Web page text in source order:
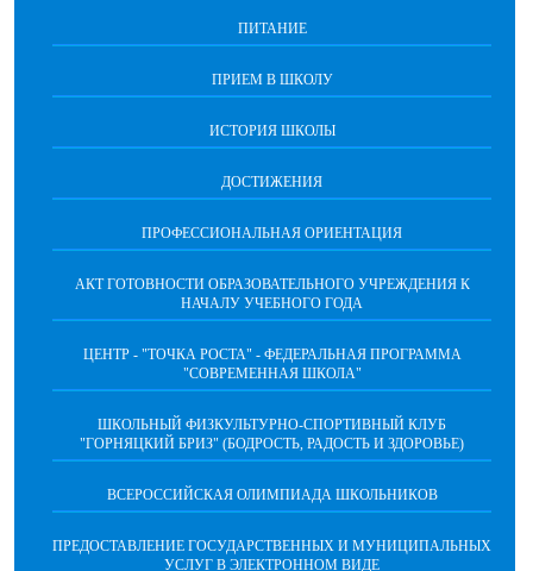
ПИТАНИЕ
ПРИЕМ В ШКОЛУ
ИСТОРИЯ ШКОЛЫ
ДОСТИЖЕНИЯ
ПРОФЕССИОНАЛЬНАЯ ОРИЕНТАЦИЯ
АКТ ГОТОВНОСТИ ОБРАЗОВАТЕЛЬНОГО УЧРЕЖДЕНИЯ К
НАЧАЛУ УЧЕБНОГО ГОДА
ЦЕНТР - "ТОЧКА РОСТА" - ФЕДЕРАЛЬНАЯ ПРОГРАММА
"СОВРЕМЕННАЯ ШКОЛА"
ШКОЛЬНЫЙ ФИЗКУЛЬТУРНО-СПОРТИВНЫЙ КЛУБ
"ГОРНЯЦКИЙ БРИЗ" (БОДРОСТЬ, РАДОСТЬ И ЗДОРОВЬЕ)
ВСЕРОССИЙСКАЯ ОЛИМПИАДА ШКОЛЬНИКОВ
ПРЕДОСТАВЛЕНИЕ ГОСУДАРСТВЕННЫХ И МУНИЦИПАЛЬНЫХ
УСЛУГ В ЭЛЕКТРОННОМ ВИДЕ